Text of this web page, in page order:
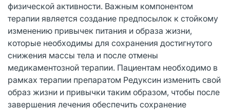
физической активности. Важным компонентом
терапии является создание предпосылок к стойкому
изменению привычек питания и образа жизни,
которые необходимы для сохранения достигнутого
снижения массы тела и после отмены
медикаментозной терапии. Пациентам необходимо в
рамках терапии препаратом Редуксин изменить свой
образ жизни и привычки таким образом, чтобы после
завершения лечения обеспечить сохранение